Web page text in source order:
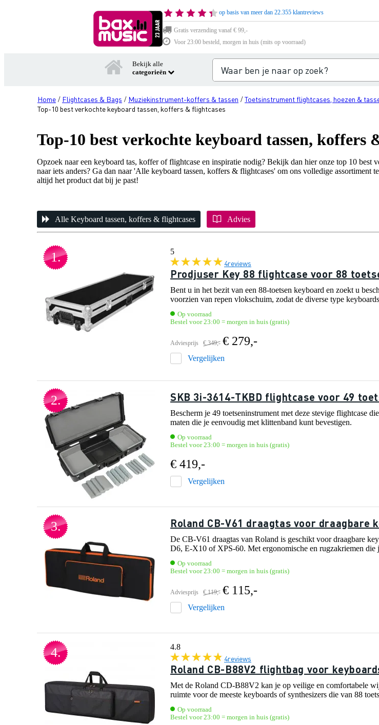
op basis van meer dan 22.355 klantreviews
Gratis verzending vanaf € 99,-
Voor 23:00 besteld, morgen in huis (mits op voorraad)
Bekijk alle
categorieën
Home / Flightcases & Bags / Muziekinstrument-koffers & tassen /Toetsinstrument flightcases, hoezen &
Top-10 best verkochte keyboard tassen, koffers & flightcases
Top-10 best verkochte keyboard tassen, koffers
Opzoek naar een keyboard tas, koffer of flightcase en inspiratie nodig? Bekijk dan hier onze top 10
naar iets anders? Ga dan naar 'Alle keyboard tassen, koffers & flightcases' om ons volledige assortiment
altijd het product dat bij je past!
Alle Keyboard tassen, koffers & flightcases Advies
1. 5
4reviews
Prodjuser Key 88 flightcase voor 88
Bent u in het bezit van een 88-toetsen keyboard en zoekt u
voorzien van repen vlokschuim, zodat de diverse type
Op voorraad
Bestel voor 23:00 = morgen in huis (gratis)
Adviesprijs € 349,- € 279,-
Vergelijken
2. SKB 3i-3614-TKBD flightcase voor 49
Bescherm je 49 toetseninstrument met deze stevige flightcase
maten die je eenvoudig met klittenband kunt bevestigen.
Op voorraad
Bestel voor 23:00 = morgen in huis (gratis)
€ 419,-
Vergelijken
3. Roland CB-V61 draagtas voor draagbare
De CB-V61 draagtas van Roland is geschikt voor draagbare
D6, E-X10 of XPS-60. Met ergonomische en rugzakriemen die
Op voorraad
Bestel voor 23:00 = morgen in huis (gratis)
Adviesprijs € 119,- € 115,-
Vergelijken
4. 4.8
4reviews
Roland CB-B88V2 flightbag voor
Met de Roland CD-B88V2 kan je op veilige en comfortabele
ruimte voor de meeste keyboards of synthesizers die van 88
Op voorraad
Bestel voor 23:00 = morgen in huis (gratis)